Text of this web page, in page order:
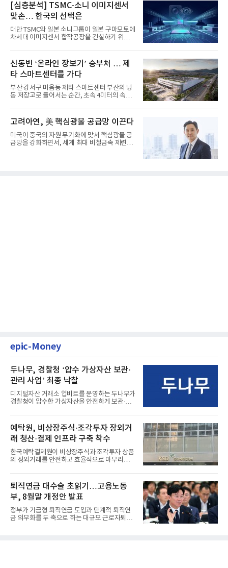
[심층분석] TSMC-소니 이미지센서
맞손… 한국의 선택은
대만 TSMC와 일본 소니그룹이 일본 구마모토에
차세대 이미지센서 합작공장을 건설하기 위해
신동빈 ‘온라인 장보기’ 승부처 … 제
타 스마트센터를 가다
부산 강서구 미음동 제타 스마트센터 부산의 냉
동 저장고로 들어서는 순간, 초속 4미터의 속도
고려아연, 美 핵심광물 공급망 이끈다
미국이 중국의 자원 무기화에 맞서 핵심광물 공
급망을 강화하면서, 세계 최대 비철금속 제련기
epic-Money
두나무, 경찰청 ‘압수 가상자산 보관·
관리 사업’ 최종 낙찰
디지털자산 거래소 업비트를 운영하는 두나무가
경찰청이 압수한 가상자산을 안전하게 보관·관
예탁원, 비상장주식·조각투자 장외거
래 청산·결제 인프라 구축 착수
한국예탁결제원이 비상장주식과 조각투자 상품
의 장외거래를 안전하고 효율적으로 마무리하기
퇴직연금 대수술 초읽기…고용노동
부, 8월말 개정안 발표
정부가 기금형 퇴직연금 도입과 단계적 퇴직연
금 의무화를 두 축으로 하는 대규모 근로자퇴직